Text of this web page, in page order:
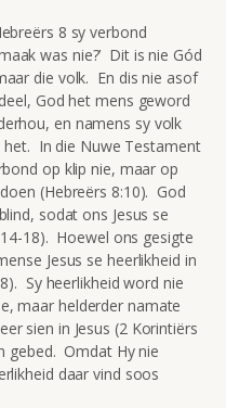
8 sy verbond
was nie?’ Dit is nie Gód
die volk. En dis nie asof
God het mens geword
en namens sy volk
het. In die Nuwe Testament
op klip nie, maar op
(Hebreërs 8:10). God
sodat ons Jesus se
18). Hoewel ons gesigte
Jesus se heerlikheid in
Sy heerlikheid word nie
maar helderder namate
sien in Jesus (2 Korintiërs
gebed. Omdat Hy nie
daar vind soos